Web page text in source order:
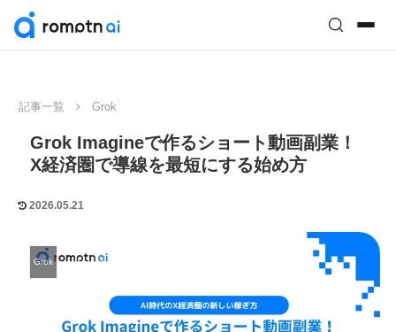
記事一覧 Grok
Grok Imagineで作るショート動画副業！
X経済圏で導線を最短にする始め方
2026.05.21
Grok